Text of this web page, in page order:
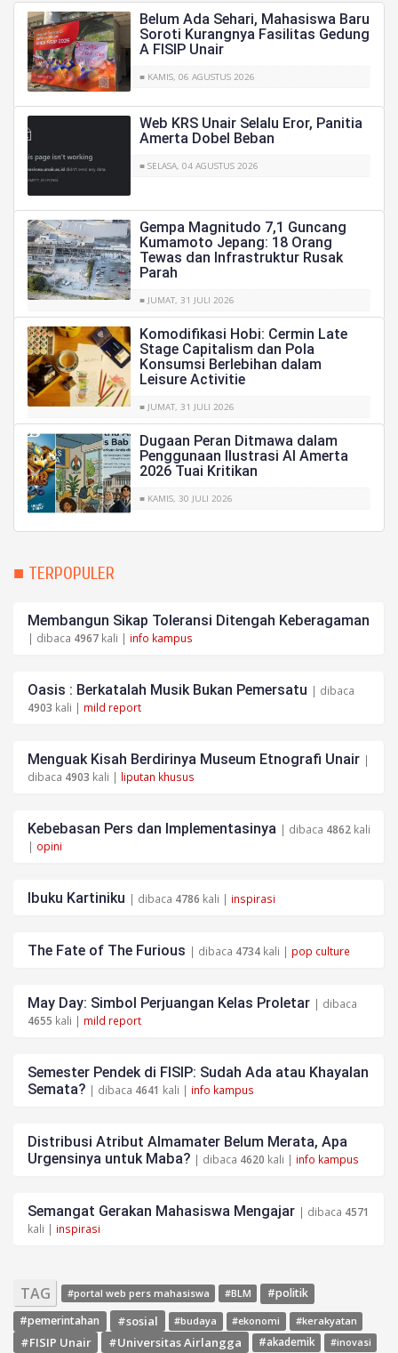
Belum Ada Sehari, Mahasiswa Baru
Soroti Kurangnya Fasilitas Gedung
A FISIP Unair
■ KAMIS, 06 AGUSTUS 2026
Web KRS Unair Selalu Eror, Panitia
Amerta Dobel Beban
■ SELASA, 04 AGUSTUS 2026
Gempa Magnitudo 7,1 Guncang
Kumamoto Jepang: 18 Orang
Tewas dan Infrastruktur Rusak
Parah
■ JUMAT, 31 JULI 2026
Komodifikasi Hobi: Cermin Late
Stage Capitalism dan Pola
Konsumsi Berlebihan dalam
Leisure Activitie
■ JUMAT, 31 JULI 2026
Dugaan Peran Ditmawa dalam
Penggunaan Ilustrasi AI Amerta
2026 Tuai Kritikan
■ KAMIS, 30 JULI 2026
■ TERPOPULER
Membangun Sikap Toleransi Ditengah Keberagaman
| dibaca 4967 kali | info kampus
Oasis : Berkatalah Musik Bukan Pemersatu | dibaca
4903 kali | mild report
Menguak Kisah Berdirinya Museum Etnografi Unair |
dibaca 4903 kali | liputan khusus
Kebebasan Pers dan Implementasinya | dibaca 4862 kali
| opini
Ibuku Kartiniku | dibaca 4786 kali | inspirasi
The Fate of The Furious | dibaca 4734 kali | pop culture
May Day: Simbol Perjuangan Kelas Proletar | dibaca
4655 kali | mild report
Semester Pendek di FISIP: Sudah Ada atau Khayalan
Semata? | dibaca 4641 kali | info kampus
Distribusi Atribut Almamater Belum Merata, Apa
Urgensinya untuk Maba? | dibaca 4620 kali | info kampus
Semangat Gerakan Mahasiswa Mengajar | dibaca 4571
kali | inspirasi
TAG #portal web pers mahasiswa #BLM
#politik
#pemerintahan
#sosial #budaya #ekonomi #kerakyatan
#FISIP Unair #Universitas Airlangga #akademik #inovasi